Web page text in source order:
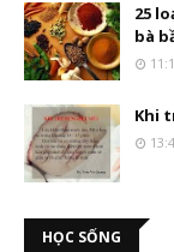
25
bà
Khi
HỌC SỐNG